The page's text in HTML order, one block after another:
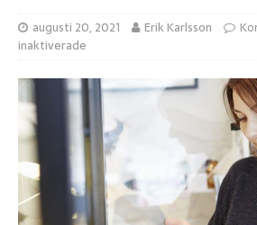
augusti 20, 2021 Erik Karlsson
inaktiverade